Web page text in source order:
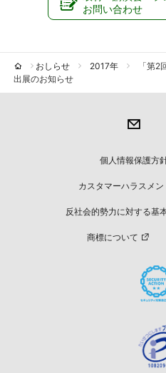
お問い合わせ
おしらせ 2017年
「第
出展のお知らせ
個人情報保護方
カスタマーハラスメ
反社会的勢力に対する基
商標について